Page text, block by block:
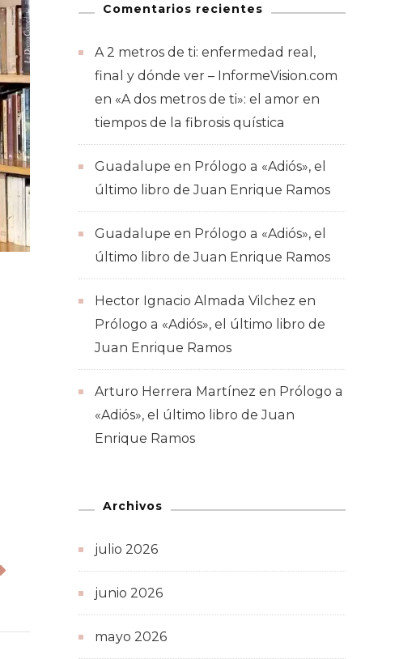
Comentarios recientes
A 2 metros de ti: enfermedad real,
final y dónde ver – InformeVision.com
en «A dos metros de ti»: el amor en
tiempos de la fibrosis quística
Guadalupe en Prólogo a «Adiós», el
último libro de Juan Enrique Ramos
Guadalupe en Prólogo a «Adiós», el
último libro de Juan Enrique Ramos
Hector Ignacio Almada Vilchez en
Prólogo a «Adiós», el último libro de
Juan Enrique Ramos
Arturo Herrera Martínez en Prólogo a
«Adiós», el último libro de Juan
Enrique Ramos
Archivos
julio 2026
junio 2026
mayo 2026